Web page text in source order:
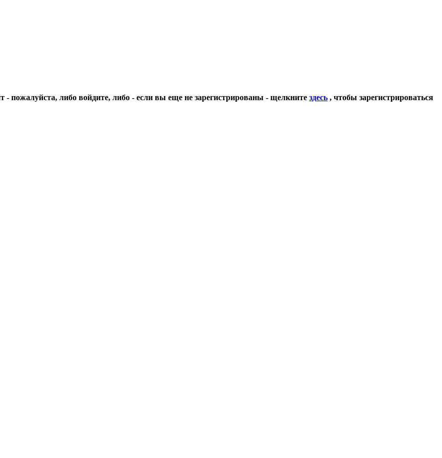
пожалуйста, либо войдите, либо - если вы еще не зарегистрированы - щелкните здесь , чтобы зарегистрироваться